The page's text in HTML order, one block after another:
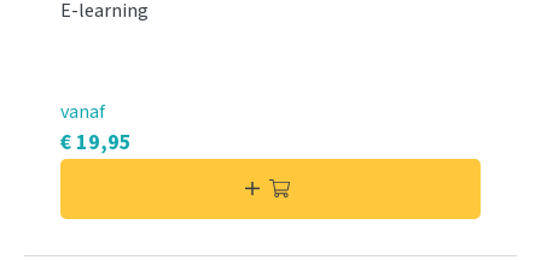
E-learning
vanaf
€ 19,95